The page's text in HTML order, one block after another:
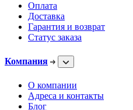
Оплата
Доставка
Гарантия и возврат
Статус заказа
Компания
О компании
Адреса и контакты
Блог